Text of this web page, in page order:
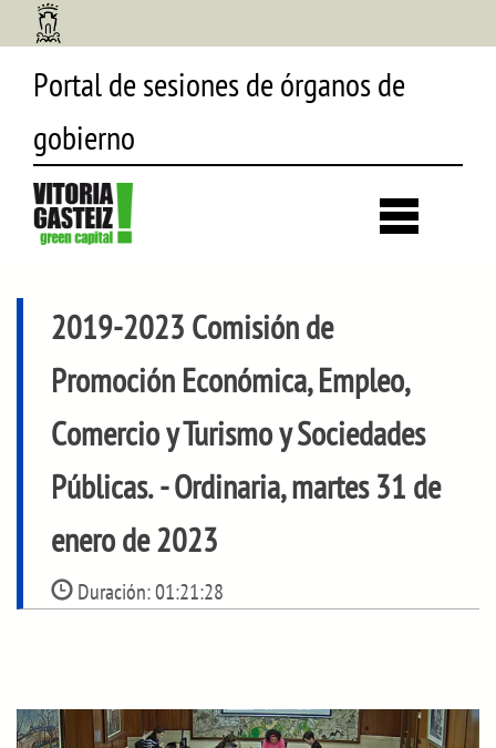
Portal de sesiones de órganos de
gobierno
2019-2023 Comisión de
Promoción Económica, Empleo,
Comercio y Turismo y Sociedades
Públicas.- Ordinaria, martes 31 de
enero de 2023
Duración:01:21:28